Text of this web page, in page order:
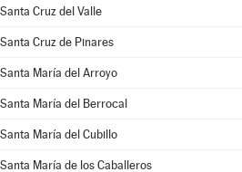
Santa Cruz del Valle
Santa Cruz de Pinares
Santa María del Arroyo
Santa María del Berrocal
Santa María del Cubillo
Santa María de los Caballeros